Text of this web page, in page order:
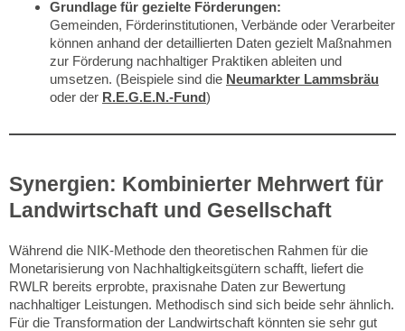
Grundlage für gezielte Förderungen:
Gemeinden, Förderinstitutionen, Verbände oder Verarbeiter
können anhand der detaillierten Daten gezielt Maßnahmen
zur Förderung nachhaltiger Praktiken ableiten und
umsetzen. (Beispiele sind die Neumarkter Lammsbräu
oder der R.E.G.E.N.-Fund)
Synergien: Kombinierter Mehrwert für
Landwirtschaft und Gesellschaft
Während die NIK-Methode den theoretischen Rahmen für die
Monetarisierung von Nachhaltigkeitsgütern schafft, liefert die
RWLR bereits erprobte, praxisnahe Daten zur Bewertung
nachhaltiger Leistungen. Methodisch sind sich beide sehr ähnlich.
Für die Transformation der Landwirtschaft könnten sie sehr gut